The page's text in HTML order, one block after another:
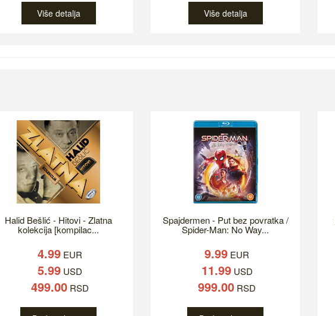
Više detalja Više detalja
Halid Bešlić - Hitovi - Zlatna
kolekcija [kompilac...
4.99 EUR
5.99 USD
499.00 RSD
Spajdermen - Put bez povratka /
Spider-Man: No Way...
9.99 EUR
11.99USD
999.00 RSD